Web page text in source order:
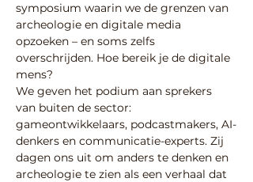
symposium waarin we de grenzen van
archeologie en digitale media
opzoeken – en soms zelfs
overschrijden. Hoe bereik je de digitale
mens?
We geven het podium aan sprekers
van buiten de sector:
gameontwikkelaars, podcastmakers, AI-
denkers en communicatie-experts. Zij
dagen ons uit om anders te denken en
archeologie te zien als een verhaal dat